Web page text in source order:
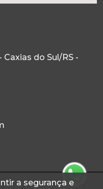
a segurança e
do Sul/RS -